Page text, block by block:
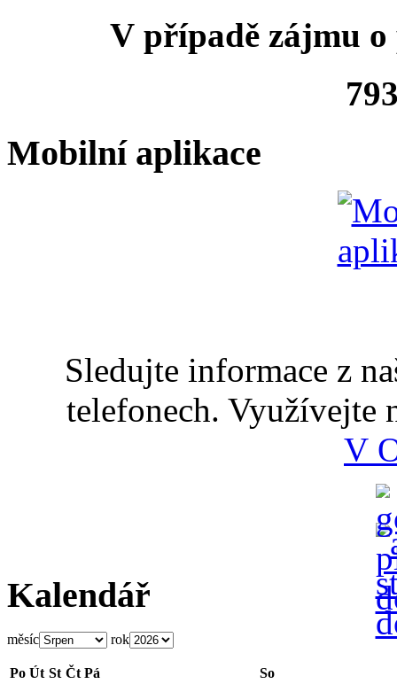
V případě zájmu
Mobilní aplikace
Sledujte informace z
telefonech. Využívejte
V
Kalendář
měsíc rok
Po Út St Čt Pá
So